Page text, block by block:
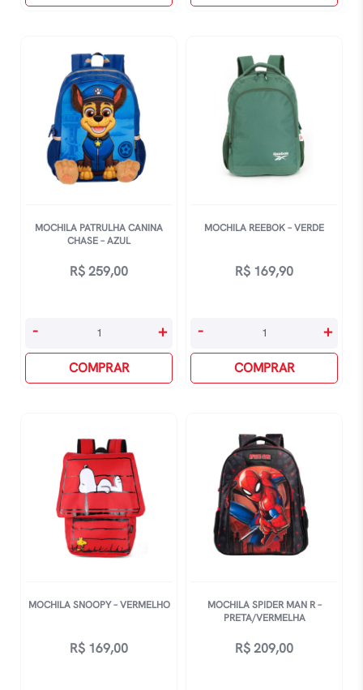
-
quantidade
-
quantidade
MOCHILA PATRULHA CANINA
CHASE – AZUL
R$259,00
Mochila
Chase
quantidade
- +
COMPRAR
MOCHILA REEBOK – VERDE
R$ 169,90
Mochila
Verde
- +
COMPRAR
MOCHILA SNOOPY – VERMELHO
R$ 169,00
MOCHILA SPIDER MAN R –
PRETA/VERMELHA
R$209,00